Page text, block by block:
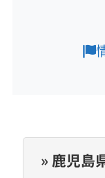
年中無休
電話番号
» 鹿児島